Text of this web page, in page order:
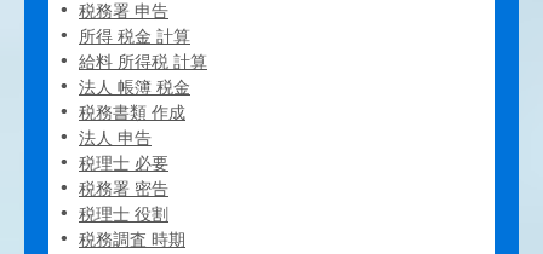
税務署 申告
所得 税金 計算
給料 所得税 計算
法人 帳簿 税金
税務書類 作成
法人 申告
税理士 必要
税務署 密告
税理士 役割
税務調査 時期